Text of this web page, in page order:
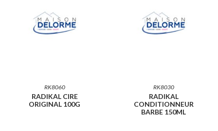
RK8060
RADIKAL CIRE
ORIGINAL 100G
RK8030
RADIKAL
CONDITIONNEUR
BARBE 150ML